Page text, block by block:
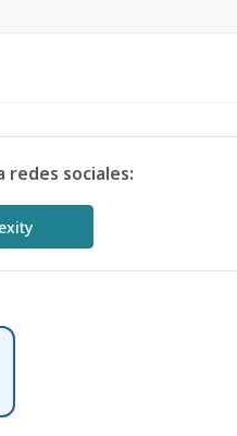
sociales: